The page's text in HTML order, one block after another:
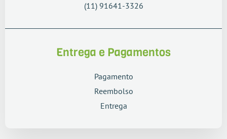
(11) 91641-3326
Entrega e Pagamentos
Pagamento
Reembolso
Entrega